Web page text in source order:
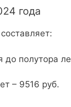
года
до полутора
– 9516 руб.